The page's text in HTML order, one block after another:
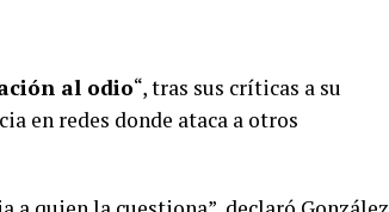
al odio“, tras sus críticas a su
en redes donde ataca a otros